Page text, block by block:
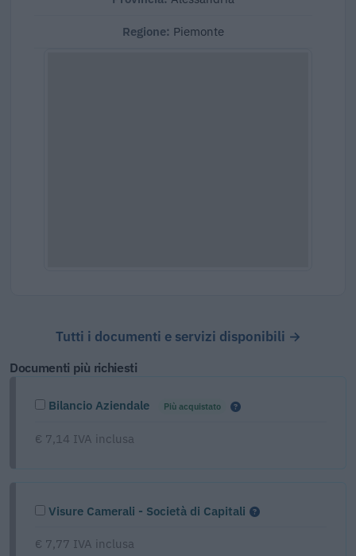
Regione: Piemonte
Tutti i documenti e servizi disponibili →
Documenti più richiesti
Bilancio Aziendale Più acquistato
€ 7,14 IVA inclusa
Visure Camerali - Società di Capitali
€ 7,77 IVA inclusa